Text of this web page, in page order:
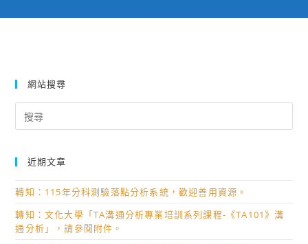
網站搜尋
for:
近期文章
轉知：115年分科測驗落點分析系統，歡迎善用資源。
轉知：文化大學「TA溝通分析專業培訓系列課程-《TA101》溝
通分析」，請參閱附件。